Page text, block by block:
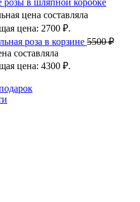
цена составляла
цена: 2700 ₽.
роза в корзине 5500₽
составляла
цена: 4300 ₽.